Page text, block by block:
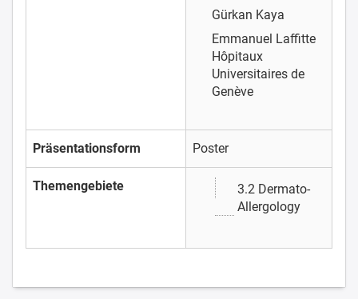
Gürkan Kaya
Emmanuel Laffitte
Hôpitaux
Universitaires de
Genève
Präsentationsform Poster
Themengebiete
3.2 Dermato-
Allergology